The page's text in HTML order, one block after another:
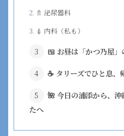
🚿 泌尿器科
💉 内科（私も）
🍱 お昼は「かつ乃屋
☕ タリーズでひと息、
🌺 今日の浦添から、
たへ